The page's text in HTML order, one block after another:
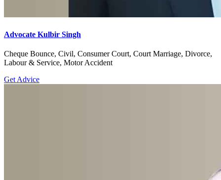
Advocate Kulbir Singh
Cheque Bounce, Civil, Consumer Court, Court Marriage, Divorce,
Labour & Service, Motor Accident
Get Advice